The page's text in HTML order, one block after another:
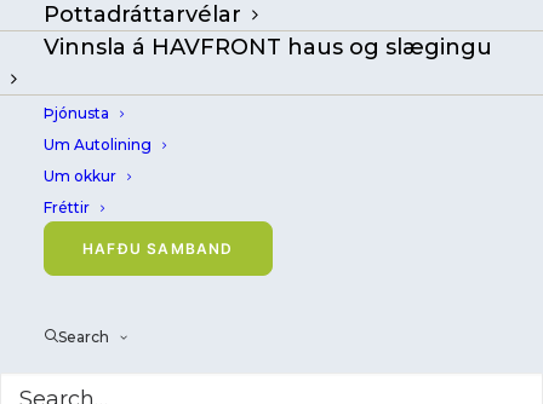
Pottadráttarvélar
Vinnsla á HAVFRONT haus og slægingu
Þjónusta
Um Autolining
Um okkur
Fréttir
HAFÐU SAMBAND
Search